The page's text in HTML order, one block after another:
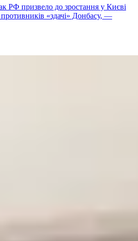
РФ призвело до зростання у Києві
«здачі» Донбасу, —